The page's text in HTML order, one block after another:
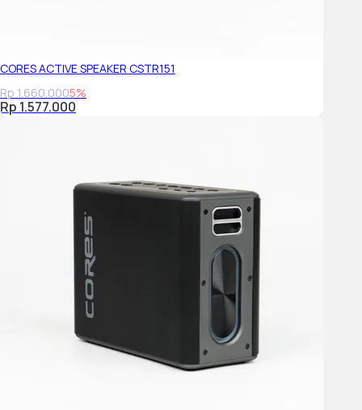
CORES ACTIVE SPEAKER CSTR151
Rp 1.660.0005%
Rp 1.577.000